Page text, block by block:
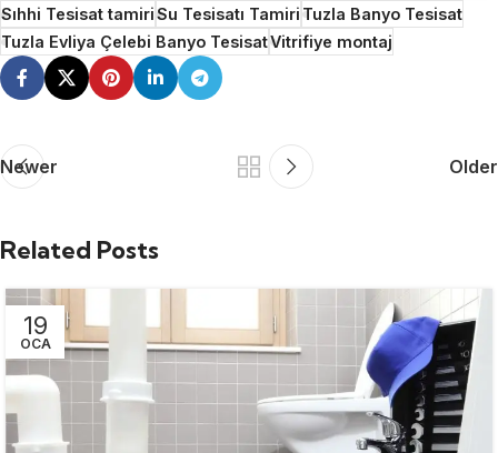
Sıhhi Tesisat tamiriSu Tesisatı TamiriTuzla Banyo Tesisat
Tuzla Evliya Çelebi Banyo TesisatVitrifiye montaj
Newer Older
Related Posts
19
OCA